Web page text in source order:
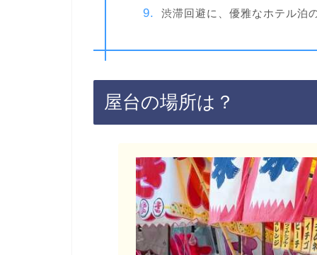
渋滞回避に、優雅なホテル泊
屋台の場所は？